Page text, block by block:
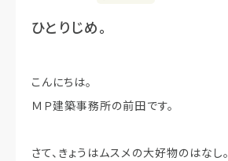
ひとりじめ。
こんにちは。
ＭＰ建築事務所の前田です。
さて、きょうはムスメの大好物のはなし。